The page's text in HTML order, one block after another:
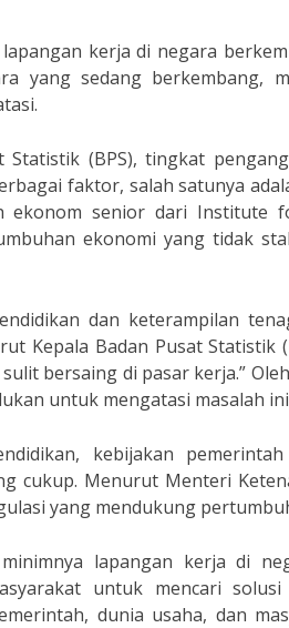
kerja di negara
yang sedang berkembang,
(BPS), tingkat
faktor, salah satunya
ekonom senior dari Institute
ekonomi yang tidak
dan keterampilan
Kepala Badan Pusat Statistik
bersaing di pasar kerja.”
untuk mengatasi masalah
kebijakan
cukup. Menurut Menteri
yang mendukung
lapangan kerja di
untuk mencari
dunia usaha, dan